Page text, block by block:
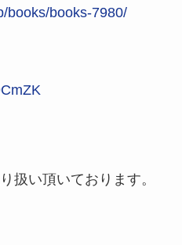
books/books-7980/
扱い頂いております。